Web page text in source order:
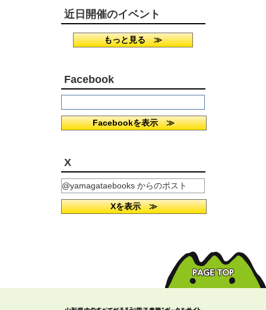
近日開催のイベント
もっと見る ≫
Facebook
Facebookを表示 ≫
X
@yamagataebooks からのポスト
Xを表示 ≫